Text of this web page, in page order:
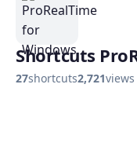
Shortcuts
27shortcuts2,721views